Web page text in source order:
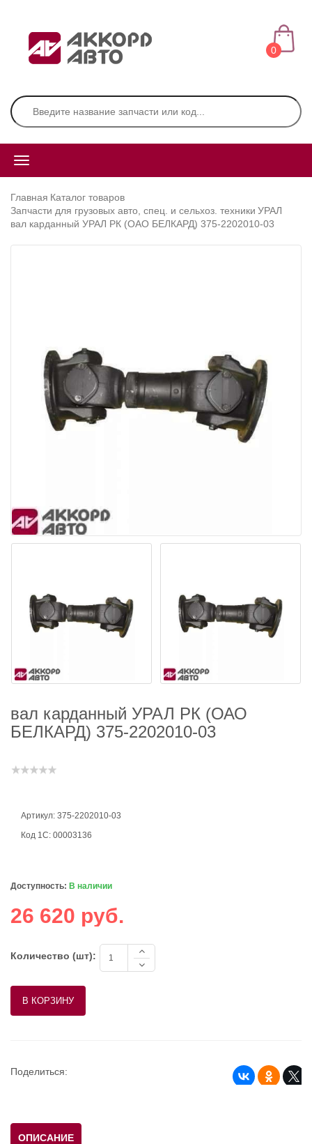
0
Главная Каталог товаров
Запчасти для грузовых авто, спец. и сельхоз. техники УРАЛ
вал карданный УРАЛ РК (ОАО БЕЛКАРД) 375-2202010-03
вал карданный УРАЛ РК (ОАО
БЕЛКАРД) 375-2202010-03
Артикул: 375-2202010-03
Код 1С: 00003136
Доступность: В наличии
26 620 руб.
Количество (шт):
Поделиться:
ОПИСАНИЕ